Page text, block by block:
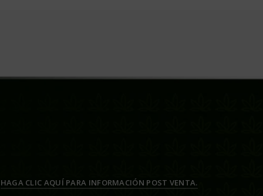
HAGA CLIC AQUÍ PARA INFORMACIÓN POST VENTA.